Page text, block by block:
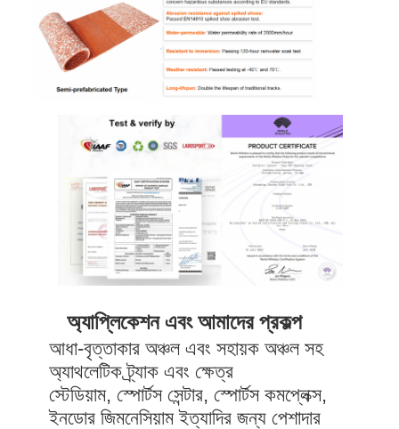
অ্যাপ্লিকেশন এবং আমাদের প্রকল্প
আধা-বৃত্তাকার অঞ্চল এবং সহায়ক অঞ্চল সহ
অ্যাথলেটিক ট্র্যাক এবং ক্ষেত্র
স্টেডিয়াম, স্পোর্টস সেন্টার, স্পোর্টস কমপ্লেক্স,
ইনডোর জিমনেসিয়াম ইত্যাদির জন্য পেশাদার